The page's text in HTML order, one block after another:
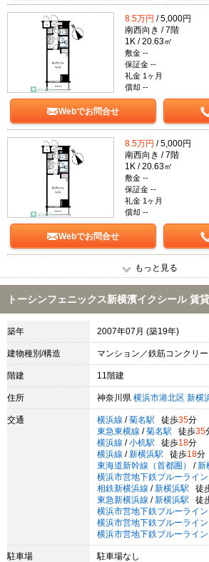
8.5万円 / 5,000円
南西向き / 7階
1K / 20.63㎡
敷金 --
保証金 --
礼金 1ヶ月
償却 --
Webでお問合せ
8.5万円 / 5,000円
南西向き / 7階
1K / 20.63㎡
敷金 --
保証金 --
礼金 1ヶ月
償却 --
Webでお問合せ
もっと見る
トーシンフェニックス新横濱イクシール 賃
築年 2007年07月 (築19年)
建物種別/構造 マンション／鉄筋コンクリ
階建 11階建
住所 神奈川県 横浜市港北区 新横
交通 横浜線 / 菊名駅 徒歩35分
東急東横線 / 菊名駅 徒歩35
横浜線 / 小机駅 徒歩18分
横浜線 / 新横浜駅 徒歩18分
東海道新幹線（首都圏）
/ 新
横浜市営地下鉄ブルーライン
相鉄新横浜線 / 新横浜駅 徒
東急新横浜線 / 新横浜駅 徒
横浜市営地下鉄ブルーライン
横浜市営地下鉄ブルーライン
横浜市営地下鉄ブルーライン
駐車場 駐車場なし